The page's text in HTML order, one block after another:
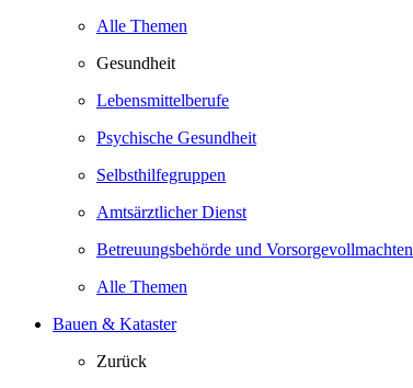
Alle Themen
Gesundheit
Lebensmittelberufe
Psychische Gesundheit
Selbsthilfegruppen
Amtsärztlicher Dienst
Betreuungsbehörde und Vorsorgevollmachten
Alle Themen
Bauen & Kataster
Zurück